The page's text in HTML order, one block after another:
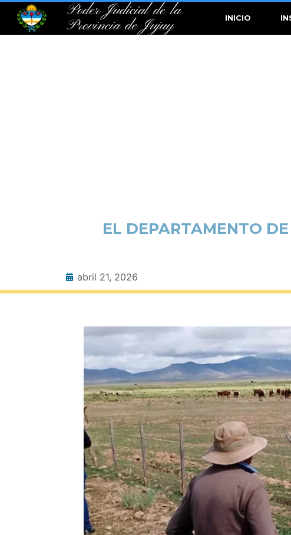
Poder Judicial de la
Provincia de Jujuy
INICIO
EL DEPARTAMENTO
abril 21, 2026